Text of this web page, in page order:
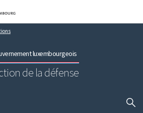
au menu principal
au contenu
luxembourgeois
de la défense